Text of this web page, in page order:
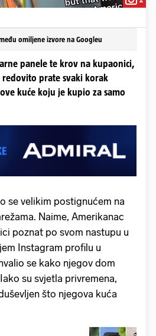
omiljene izvore na Googleu
panele te krov na kupaonici,
prate svaki korak
kuće koju je kupio za samo
se velikim postignućem na
Naime, Amerikanac
poznat po svom nastupu u
Instagram profilu u
se kako njegov dom
su svjetla privremena,
što njegova kuća